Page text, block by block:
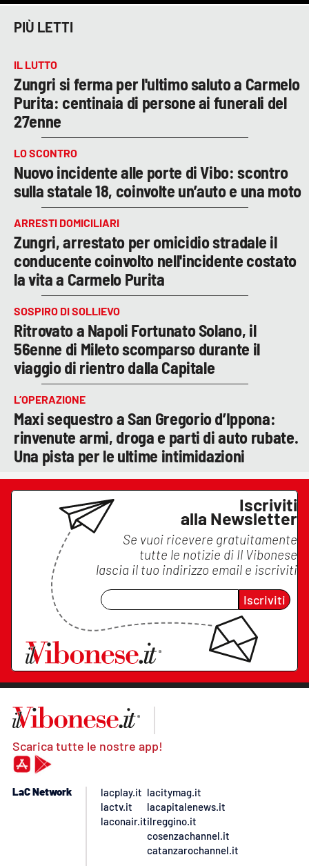
PIÙ LETTI
IL LUTTO
Zungri si ferma per l'ultimo saluto a Carmelo
Purita: centinaia di persone ai funerali del
27enne
LO SCONTRO
Nuovo incidente alle porte di Vibo: scontro
sulla statale 18, coinvolte un’auto e una moto
ARRESTI DOMICILIARI
Zungri, arrestato per omicidio stradale il
conducente coinvolto nell'incidente costato
la vita a Carmelo Purita
SOSPIRO DI SOLLIEVO
Ritrovato a Napoli Fortunato Solano, il
56enne di Mileto scomparso durante il
viaggio di rientro dalla Capitale
L’OPERAZIONE
Maxi sequestro a San Gregorio d’Ippona:
rinvenute armi, droga e parti di auto rubate.
Una pista per le ultime intimidazioni
Iscriviti
alla Newsletter
Se vuoi ricevere gratuitamente
tutte le notizie di Il Vibonese
lascia il tuo indirizzo email e iscriviti
Iscriviti
Scarica tutte le nostre app!
LaC Network
lacplay.it
lactv.it
laconair.it
lacitymag.it
lacapitalenews.it
ilreggino.it
cosenzachannel.it
catanzarochannel.it